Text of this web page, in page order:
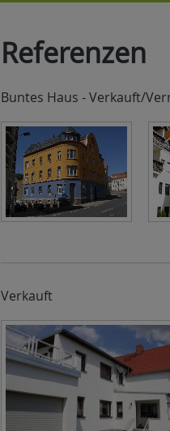
Referenzen
Buntes Haus - Verkauft/
Verkauft